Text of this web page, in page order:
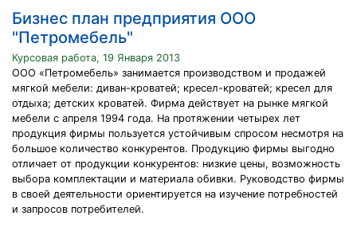
Бизнес план предприятия ООО
"Петромебель"
Курсовая работа, 19 Января 2013
ООО «Петромебель» занимается производством и продажей
мягкой мебели: диван-кроватей; кресел-кроватей; кресел для
отдыха; детских кроватей. Фирма действует на рынке мягкой
мебели с апреля 1994 года. На протяжении четырех лет
продукция фирмы пользуется устойчивым спросом несмотря на
большое количество конкурентов. Продукцию фирмы выгодно
отличает от продукции конкурентов: низкие цены, возможность
выбора комплектации и материала обивки. Руководство фирмы
в своей деятельности ориентируется на изучение потребностей
и запросов потребителей.